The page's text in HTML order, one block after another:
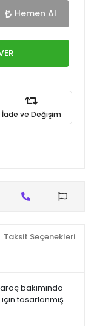
Hemen Al
İade ve Değişim
Taksit Seçenekleri
bakımında
tasarlanmış